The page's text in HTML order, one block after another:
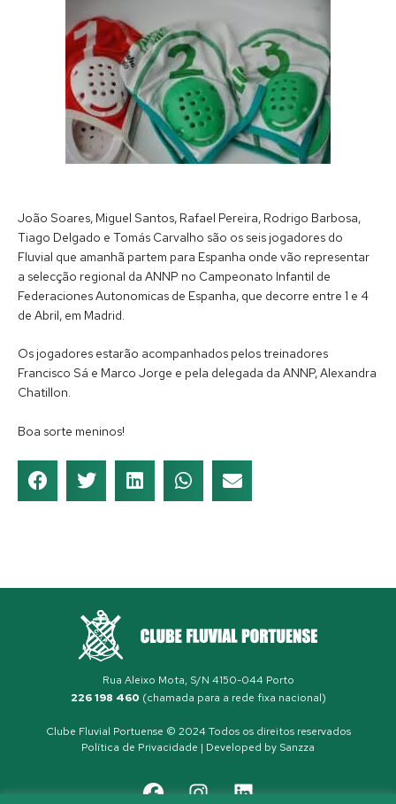
João Soares, Miguel Santos, Rafael Pereira, Rodrigo Barbosa,
Tiago Delgado e Tomás Carvalho são os seis jogadores do
Fluvial que amanhã partem para Espanha onde vão representar
a selecção regional da ANNP no Campeonato Infantil de
Federaciones Autonomicas de Espanha, que decorre entre 1 e 4
de Abril, em Madrid.
Os jogadores estarão acompanhados pelos treinadores
Francisco Sá e Marco Jorge e pela delegada da ANNP, Alexandra
Chatillon.
Boa sorte meninos!
Rua Aleixo Mota, S/N 4150-044 Porto
226 198 460 (chamada para a rede fixa nacional)
Clube Fluvial Portuense © 2024 Todos os direitos reservados
Política de Privacidade | Developed by Sanzza